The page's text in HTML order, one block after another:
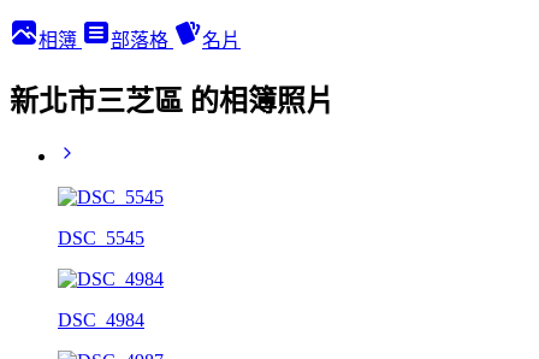
相簿 部落格 名片
新北市三芝區 的相簿照片
DSC_5545
DSC_4984